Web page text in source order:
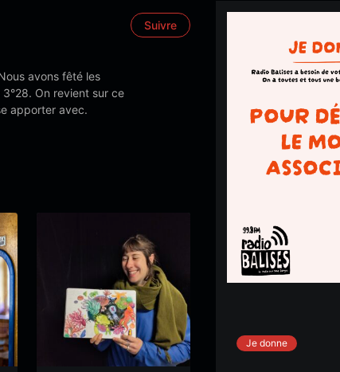
Suivre
avons fêté les
On revient sur ce
apporter avec.
Je donne